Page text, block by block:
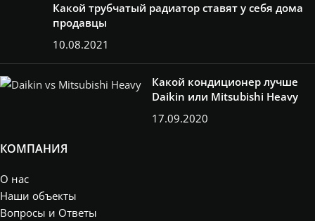
Какой трубчатый радиатор ставят у себя дома
продавцы
10.08.2021
Какой кондиционер лучше
Daikin или Mitsubishi Heavy
17.09.2020
КОМПАНИЯ
О нас
Наши объекты
Вопросы и Ответы